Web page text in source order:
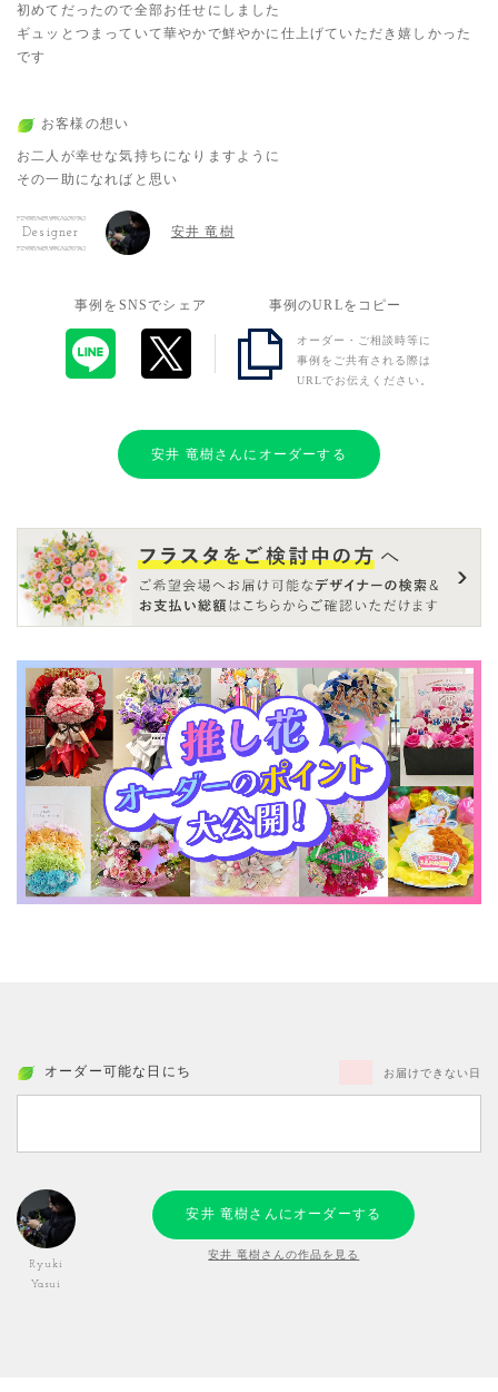
初めてだったので全部お任せにしました
ギュッとつまっていて華やかで鮮やかに仕上げていただき嬉しかった
です
お客様の想い
お二人が幸せな気持ちになりますように
その一助になればと思い
Designer 安井 竜樹
事例をSNSでシェア 事例のURLをコピー
オーダー・ご相談時等に
事例をご共有される際は
URLでお伝えください。
安井 竜樹さんにオーダーする
オーダー可能な日にち お届けできない日
Ryuki
Yasui
安井 竜樹さんにオーダーする
安井 竜樹さんの作品を見る